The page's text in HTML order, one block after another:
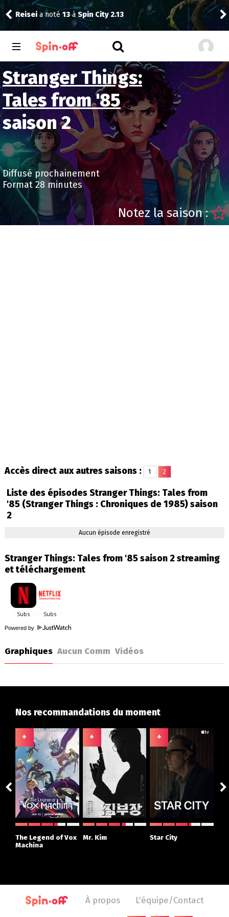
Reisei a noté 13àSpin City 2.13
Stranger Things:
Tales from '85
saison 2
Diffusé prochainement
Format 28 minutes
Notez la saison :
Accès direct aux autres saisons : 1 2
Liste des épisodes Stranger Things: Tales from
'85 (Stranger Things : Chroniques de 1985) saison
2
Aucun épisode enregistré
Stranger Things: Tales from '85 saison 2 streaming
et téléchargement
Powered by
Graphiques Aucun Comm Vidéos
Nos recommandations du moment
+
The Legend of Vox
Machina
+
Mr. Kim
+
Star City
À propos L'équipe/Contact